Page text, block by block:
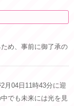
め、事前に御了承の
月04日11時43分に迎
でも未来には光を見